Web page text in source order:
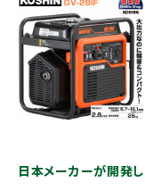
FAXで
0739-72-4532
日本メーカーが開発